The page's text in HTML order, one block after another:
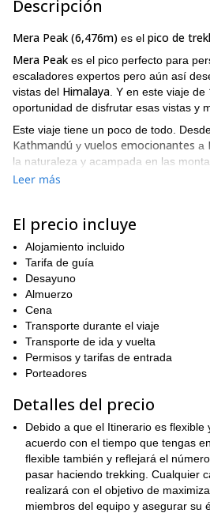
Descripción
Mera Peak (6,476m) es el pico de
Mera Peak es el pico perfecto para
escaladores expertos pero aún así
vistas del Himalaya . Y en este viaje de
oportunidad de disfrutar esas vistas y
Este viaje tiene un poco de todo.
Kathmandú y vuelos emocionantes a
la naturaleza y acampada en las
DesdeLukla
Kharka
destacado de este viaje son las
Himalayaque podrás ver durante todo
En ningún otro lugar del mundo podrás
desde un punto de vista tan perfecto y
famosos picos de
Oyu,Kangchenjunga
montañas desde cualquier distancia
que cualquiera valoraría. Pero en este
oportunidad de verlas de cerca,
prolongado.
Si buscas la introducción perfecta a
viaje para ti. Y con una duración de
más que suficiente tiempo para
Lo cual te dará toda la energía
experimentar todo lo que el pico de
ofrecer.
Si estás interesado, por favor
Leer más
El precio incluye
Alojamiento incluido
Tarifa de guía
Desayuno
Almuerzo
Cena
Transporte durante el viaje
Transporte de ida y vuelta
Permisos y tarifas de entrada
Porteadores
Detalles del precio
Debido a que el Itinerario es flexible
acuerdo con el tiempo que tengas
flexible también y reflejará el
pasar haciendo trekking. Cualquier
realizará con el objetivo de
miembros del equipo y asegurar su